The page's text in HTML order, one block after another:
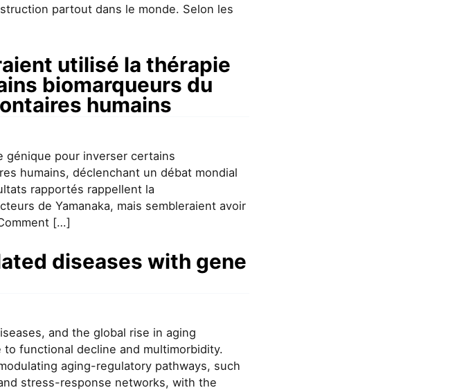
partout dans le monde. Selon les
utilisé la thérapie
biomarqueurs du
humains
génique pour inverser certains
humains, déclenchant un débat mondial
rapportés rappellent la
de Yamanaka, mais sembleraient avoir
[…]
diseases with gene
and the global rise in aging
functional decline and multimorbidity.
aging-regulatory pathways, such
stress-response networks, with the